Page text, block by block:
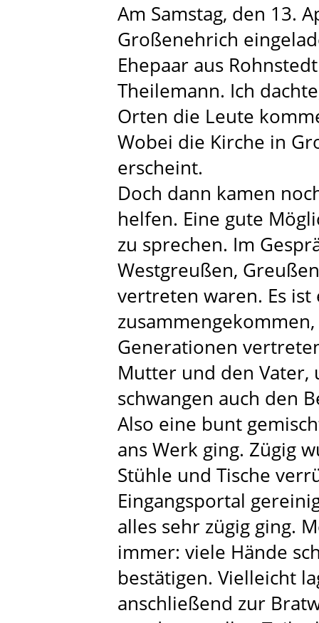
Am Samstag, den 13.
Großenehrich
Ehepaar aus
Theilemann. Ich
Orten die Leute
Wobei die Kirche in
erscheint.
Doch dann kamen
helfen. Eine gute
zu sprechen. Im
Westgreußen,
vertreten waren. Es
Generationen
Mutter und den Vater,
schwangen auch den
Also eine bunt
ans Werk ging. Zügig
Stühle und Tische
Eingangsportal
alles sehr zügig ging.
immer: viele Hände
bestätigen. Vielleicht
anschließend zur